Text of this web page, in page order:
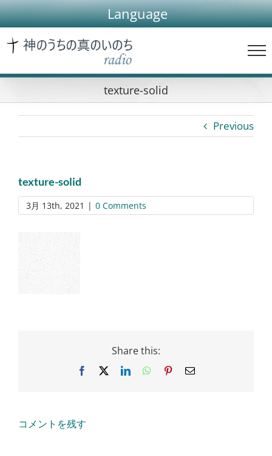
Skip
to
content
Language
texture-solid
Previous
texture-solid
3月 13th, 2021 | 0 Comments
Share this:
Facebook LinkedInWhatsApp
PinterestEmail
コメントを残す